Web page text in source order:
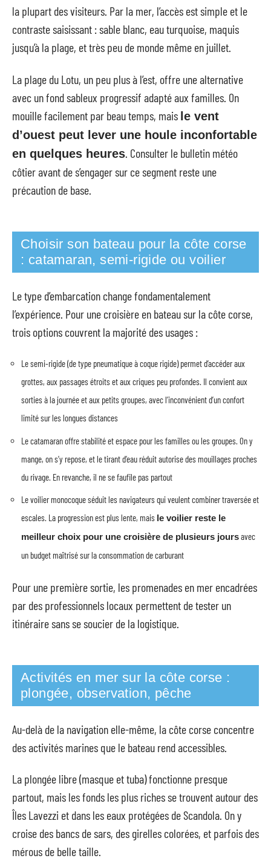
la plupart des visiteurs. Par la mer, l’accès est simple et le
contraste saisissant : sable blanc, eau turquoise, maquis
jusqu’à la plage, et très peu de monde même en juillet.
La plage du Lotu, un peu plus à l’est, offre une alternative
avec un fond sableux progressif adapté aux familles. On
mouille facilement par beau temps, mais le vent
d’ouest peut lever une houle inconfortable
en quelques heures . Consulter le bulletin météo
côtier avant de s’engager sur ce segment reste une
précaution de base.
Choisir son bateau pour la côte corse
: catamaran, semi-rigide ou voilier
Le type d’embarcation change fondamentalement
l’expérience. Pour une croisière en bateau sur la côte corse,
trois options couvrent la majorité des usages :
Le semi-rigide (de type pneumatique à coque rigide) permet d’accéder aux
grottes, aux passages étroits et aux criques peu profondes. Il convient aux
sorties à la journée et aux petits groupes, avec l’inconvénient d’un confort
limité sur les longues distances
Le catamaran offre stabilité et espace pour les familles ou les groupes. On y
mange, on s’y repose, et le tirant d’eau réduit autorise des mouillages proches
du rivage. En revanche, il ne se faufile pas partout
Le voilier monocoque séduit les navigateurs qui veulent combiner traversée et
escales. La progression est plus lente, mais le voilier reste le
meilleur choix pour une croisière de plusieurs joursavec
un budget maîtrisé sur la consommation de carburant
Pour une première sortie, les promenades en mer encadrées
par des professionnels locaux permettent de tester un
itinéraire sans se soucier de la logistique.
Activités en mer sur la côte corse :
plongée, observation, pêche
Au-delà de la navigation elle-même, la côte corse concentre
des activités marines que le bateau rend accessibles.
La plongée libre (masque et tuba) fonctionne presque
partout, mais les fonds les plus riches se trouvent autour des
Îles Lavezzi et dans les eaux protégées de Scandola. On y
croise des bancs de sars, des girelles colorées, et parfois des
mérous de belle taille.